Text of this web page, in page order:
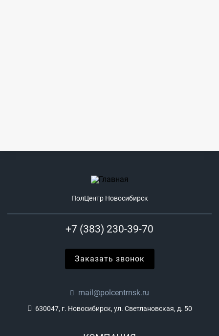
ПолЦентр Новосибирск
+7 (383) 230-39-70
Заказать звонок
mail@polcentrnsk.ru
630047, г. Новосибирск, ул. Светлановская, д. 50